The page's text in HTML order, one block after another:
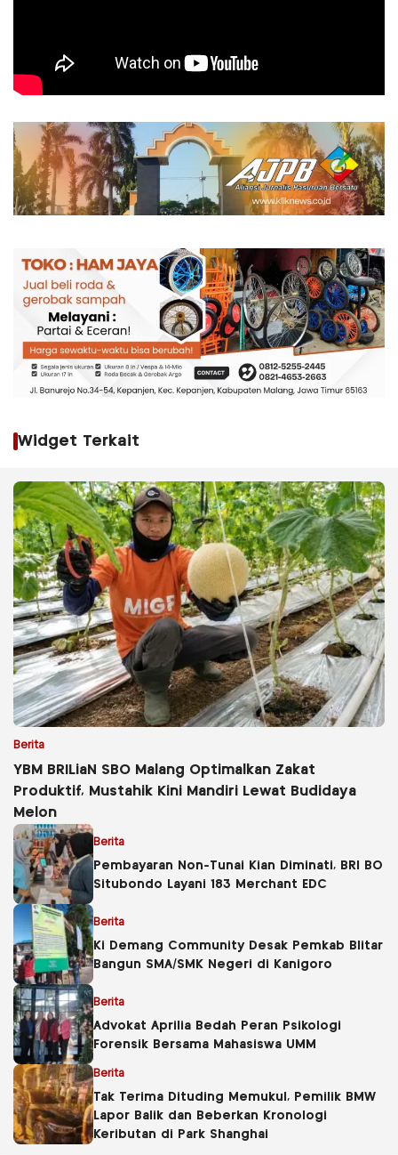
Widget Terkait
Berita
YBM BRILiaN SBO Malang Optimalkan Zakat
Produktif, Mustahik Kini Mandiri Lewat Budidaya
Melon
Berita
Pembayaran Non-Tunai Kian Diminati, BRI BO
Situbondo Layani 183 Merchant EDC
Berita
Ki Demang Community Desak Pemkab Blitar
Bangun SMA/SMK Negeri di Kanigoro
Berita
Advokat Aprilia Bedah Peran Psikologi
Forensik Bersama Mahasiswa UMM
Berita
Tak Terima Dituding Memukul, Pemilik BMW
Lapor Balik dan Beberkan Kronologi
Keributan di Park Shanghai